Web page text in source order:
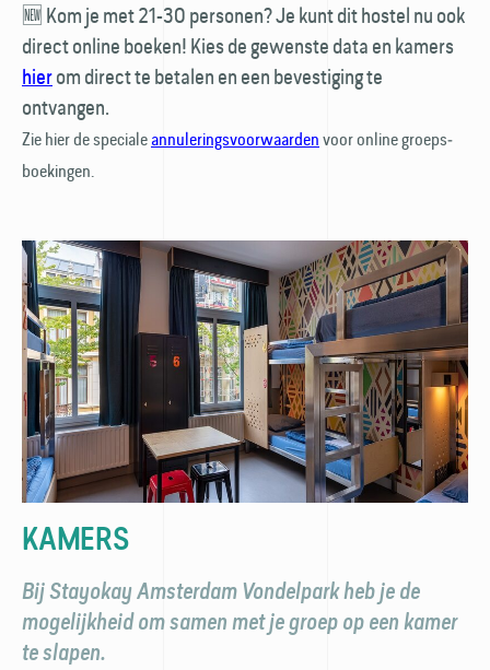
🆕 Kom je met 21-30 personen? Je kunt dit hostel nu ook
direct online boeken! Kies de gewenste data en kamers
hierom direct te betalen en een bevestiging te
ontvangen.
Zie hier de specialeannulerings­voorwaardenvoor online groeps­
boekingen.
KAMERS
Bij Stayokay Amsterdam Vondelpark heb je de
mogelijkheid om samen met je groep op een kamer
te slapen.